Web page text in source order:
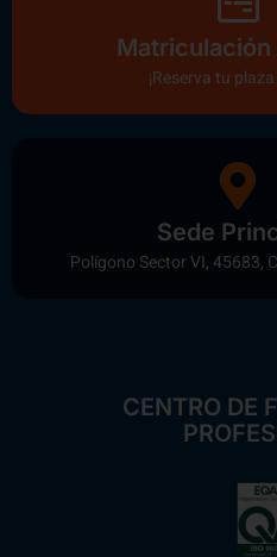
¡Reserva tu
Sede
Polígono Sector VI, 45683,
CENTRO DE